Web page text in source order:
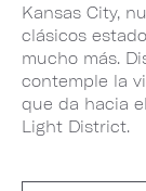
Kansas City,
clásicos
mucho más.
contemple la
que da hacia
Light District.